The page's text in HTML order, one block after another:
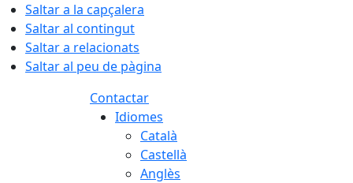
Saltar a la capçalera
Saltar al contingut
Saltar a relacionats
Saltar al peu de pàgina
Contactar
Idiomes
Català
Castellà
Anglès